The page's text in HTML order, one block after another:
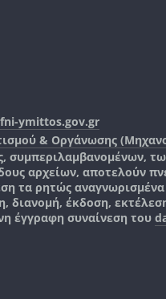
ymittos.gov.gr
& Οργάνωσης
συμπεριλαμβανομένων,
αρχείων, αποτελούν
τα ρητώς
διανομή, έκδοση,
έγγραφη συναίνεση του